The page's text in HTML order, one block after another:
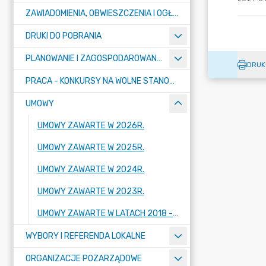
ZAWIADOMIENIA, OBWIESZCZENIA I OGŁOSZENIA
DRUKI DO POBRANIA
PLANOWANIE I ZAGOSPODAROWANIE PRZESTRZENNE
PRACA - KONKURSY NA WOLNE STANOWISKA
UMOWY
UMOWY ZAWARTE W 2026R.
UMOWY ZAWARTE W 2025R.
UMOWY ZAWARTE W 2024R.
UMOWY ZAWARTE W 2023R.
UMOWY ZAWARTE W LATACH 2018 - 2022
WYBORY I REFERENDA LOKALNE
ORGANIZACJE POZARZĄDOWE